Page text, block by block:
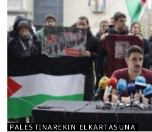
PALESTINAREKIN ELKARTASUNA